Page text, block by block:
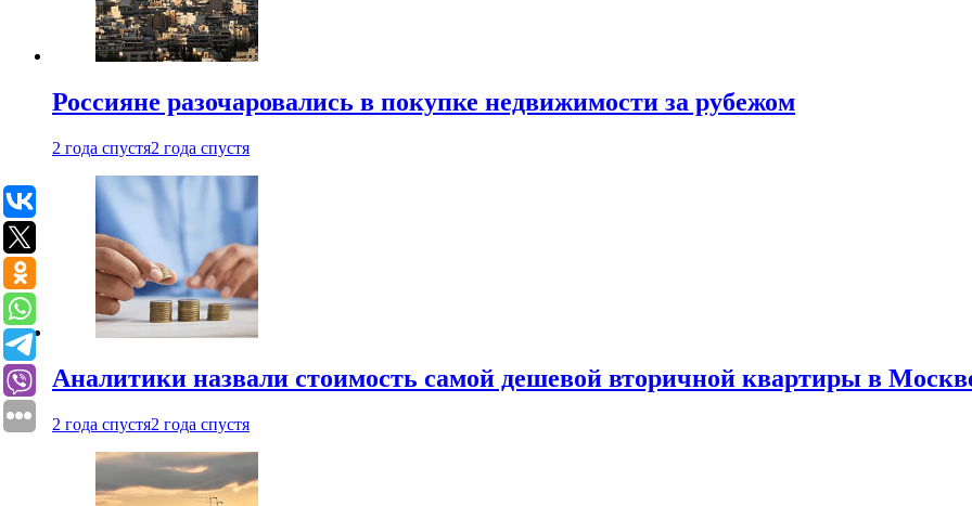
Россияне разочаровались в покупке недвижимости за рубежом
2 года спустя2 года спустя
Аналитики назвали стоимость самой дешевой вторичной квартиры в
2 года спустя2 года спустя